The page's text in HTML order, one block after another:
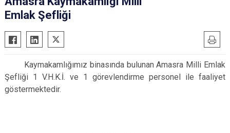
Amasra
Kurucaşile
Emlak Şefliği
Kaymakamlığımız binasında bulunan Amasra Milli Emlak
Şefliği 1 V.H.K.İ. ve 1 görevlendirme personel ile faaliyet
göstermektedir.